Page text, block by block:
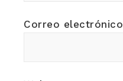
Correo electrónico